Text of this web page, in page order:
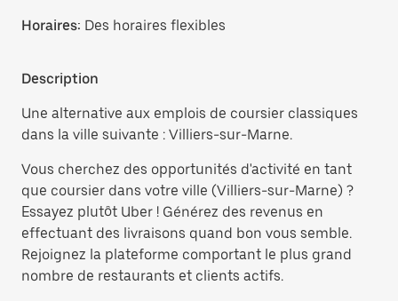
Horaires: Des horaires flexibles
Description
Une alternative aux emplois de coursier classiques
dans la ville suivante : Villiers-sur-Marne.
Vous cherchez des opportunités d'activité en tant
que coursier dans votre ville (Villiers-sur-Marne) ?
Essayez plutôt Uber ! Générez des revenus en
effectuant des livraisons quand bon vous semble.
Rejoignez la plateforme comportant le plus grand
nombre de restaurants et clients actifs.